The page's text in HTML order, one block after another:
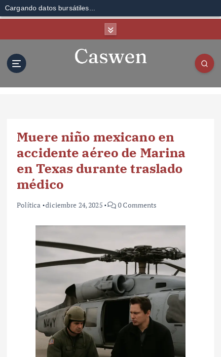
Cargando datos bursátiles...
Muere niño mexicano en
accidente aéreo de Marina
en Texas durante traslado
médico
Política diciembre 24, 2025 0 Comments